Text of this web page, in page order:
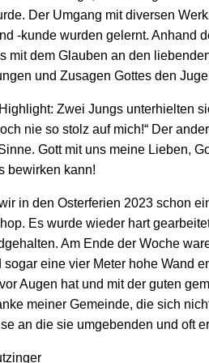
Der Umgang mit diversen
-kunde wurden gelernt. Anhand
mit dem Glauben an den
und Zusagen Gottes den
Zwei Jungs unterhielten
nie so stolz auf mich!“ Der
Gott mit uns meine Lieben,
bewirken kann!
in den Osterferien 2023 schon
Es wurde wieder hart
Am Ende der Woche
sogar eine vier Meter hohe Wand
Augen hat und mit der guten
meiner Gemeinde, die sich
an die sie umgebenden und oft